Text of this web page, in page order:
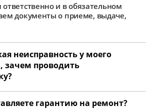
и в обязательном
документы о приеме, выдаче,
неисправность у моего
зачем проводить
гарантию на ремонт?